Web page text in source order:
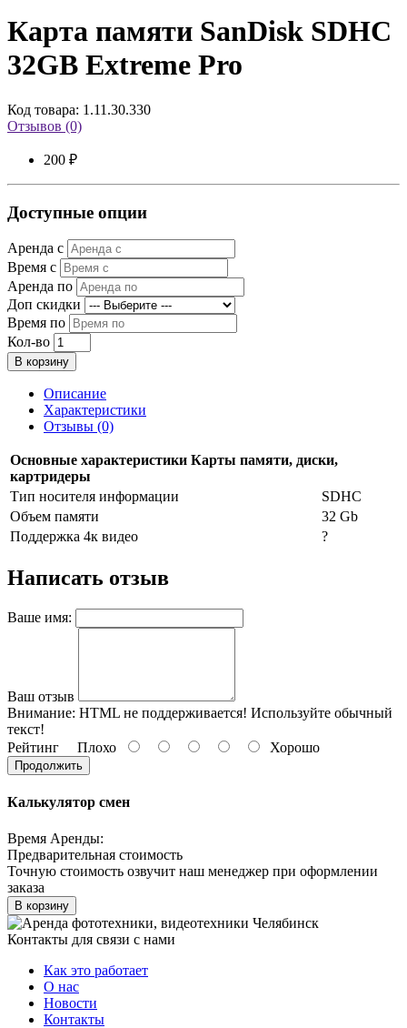
Карта памяти SanDisk SDHC
32GB Extreme Pro
Код товара: 1.11.30.330
Отзывов (0)
200 ₽
Доступные опции
Аренда с
Время с
Аренда по
Доп скидки
Время по
Кол-во
В корзину
Описание
Характеристики
Отзывы (0)
Основные характеристики Карты памяти, диски,
картридеры
Тип носителя информации
SDHC
Объем памяти
32 Gb
Поддержка 4к видео
?
Написать отзыв
Ваше имя:
Ваш отзыв
Внимание: HTML не поддерживается! Используйте обычный
текст!
Рейтинг Плохо Хорошо
Продолжить
Калькулятор смен
Время Аренды:
Предварительная стоимость
Точную стоимость озвучит наш менеджер при оформлении
заказа
В корзину
Контакты для связи с нами
Как это работает
О нас
Новости
Контакты